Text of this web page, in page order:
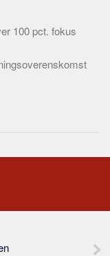
100 pct. fokus